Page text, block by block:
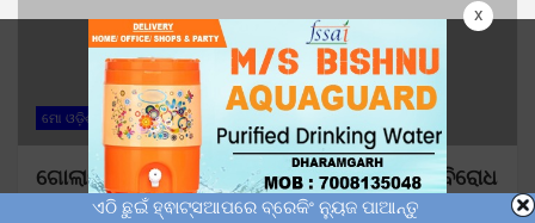
x
ମୋ ଓଡ଼ିଶା
ଗୋଲାମୁଣ୍ଡା ବ୍ଲକରେ ସାର ଚଢ଼ା ଦରରେ ବିକ୍ରୀକୁ ବିରୋଧ
କଲା ଜନ ସଂଗ୍ରାମ ସମିତି
ଏଠି ଛୁଇଁ ହ୍ଵାଟ୍ସଆପରେ ବ୍ରେକିଂ ନ୍ୟୁଜ ପାଆନ୍ତୁ